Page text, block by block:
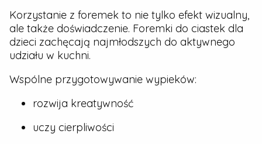
Korzystanie z foremek to nie tylko efekt wizualny,
ale także doświadczenie. Foremki do ciastek dla
dzieci zachęcają najmłodszych do aktywnego
udziału w kuchni.
Wspólne przygotowywanie wypieków:
rozwija kreatywność
uczy cierpliwości